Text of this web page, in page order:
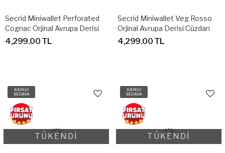
Secrid Miniwallet Perforated
Cognac Orjinal Avrupa Derisi
Cüzdan
4,299.00 TL
Secrid Miniwallet Veg Rosso
Orjinal Avrupa Derisi Cüzdan
4,299.00 TL
KARGO
BEDAVA
TÜKENDİ
KARGO
BEDAVA
TÜKENDİ